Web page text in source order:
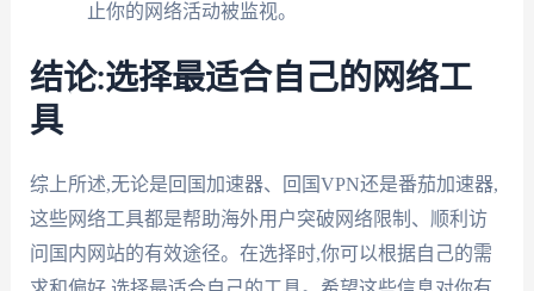
止你的网络活动被监视。
结论:选择最适合自己的网络工
具
综上所述,无论是回国加速器、回国VPN还是番茄加速器,
这些网络工具都是帮助海外用户突破网络限制、顺利访
问国内网站的有效途径。在选择时,你可以根据自己的需